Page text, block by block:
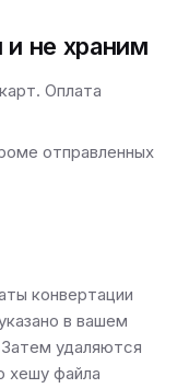
не храним
Оплата
отправленных
конвертации
в вашем
удаляются
хешу файла